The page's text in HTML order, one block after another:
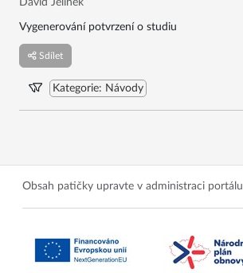
David Jelínek
Vygenerování potvrzení o studiu
Sdílet
Kategorie: Návody
Obsah patičky upravte v administraci portálu